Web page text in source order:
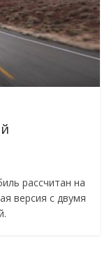
рассчитан на
версия с двумя